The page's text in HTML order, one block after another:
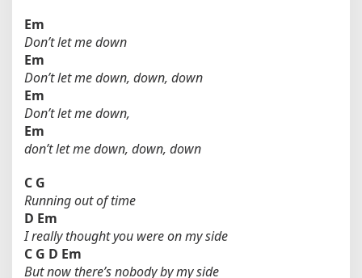
Em
Don’t let me down
Em
Don’t let me down, down, down
Em
Don’t let me down,
Em
don’t let me down, down, down
C G
Running out of time
D Em
I really thought you were on my side
C G D Em
But now there’s nobody by my side